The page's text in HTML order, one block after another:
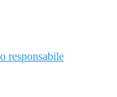
responsabile